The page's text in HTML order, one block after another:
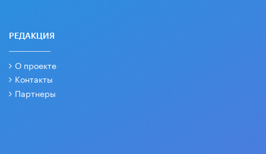
РЕДАКЦИЯ
О проекте
Контакты
Партнеры